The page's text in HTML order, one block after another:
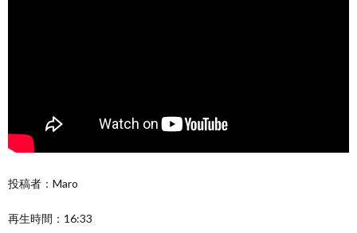
投稿者：Maro
再生時間：16:33